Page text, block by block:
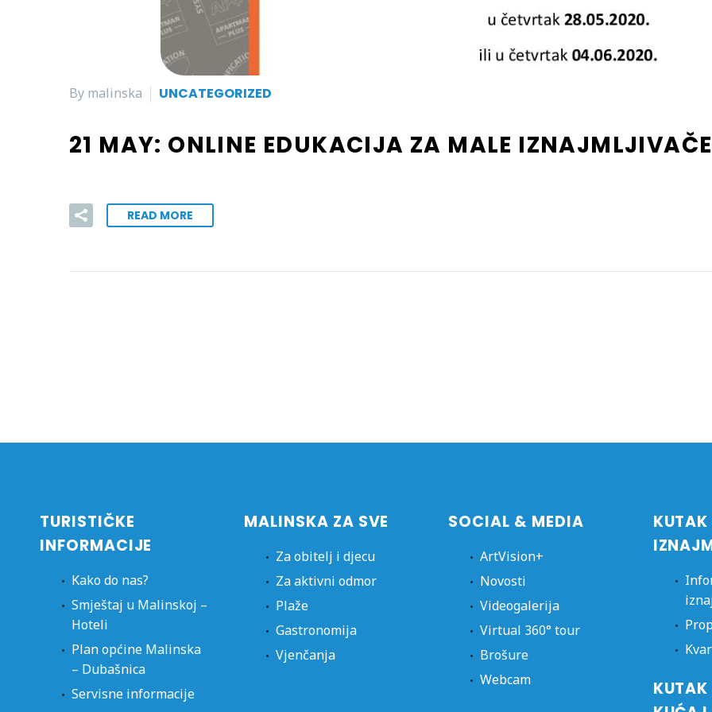
By malinska UNCATEGORIZED
21 MAY: ONLINE EDUKACIJA ZA MALE IZNAJMLJIVAČE
READ MORE
TURISTIČKE
INFORMACIJE
Kako do nas?
Smještaj u Malinskoj –
Hoteli
Plan općine Malinska
– Dubašnica
Servisne informacije
MALINSKA ZA SVE
Za obitelj i djecu
Za aktivni odmor
Plaže
Gastronomija
Vjenčanja
SOCIAL & MEDIA
ArtVision+
Novosti
Videogalerija
Virtual 360° tour
Brošure
Webcam